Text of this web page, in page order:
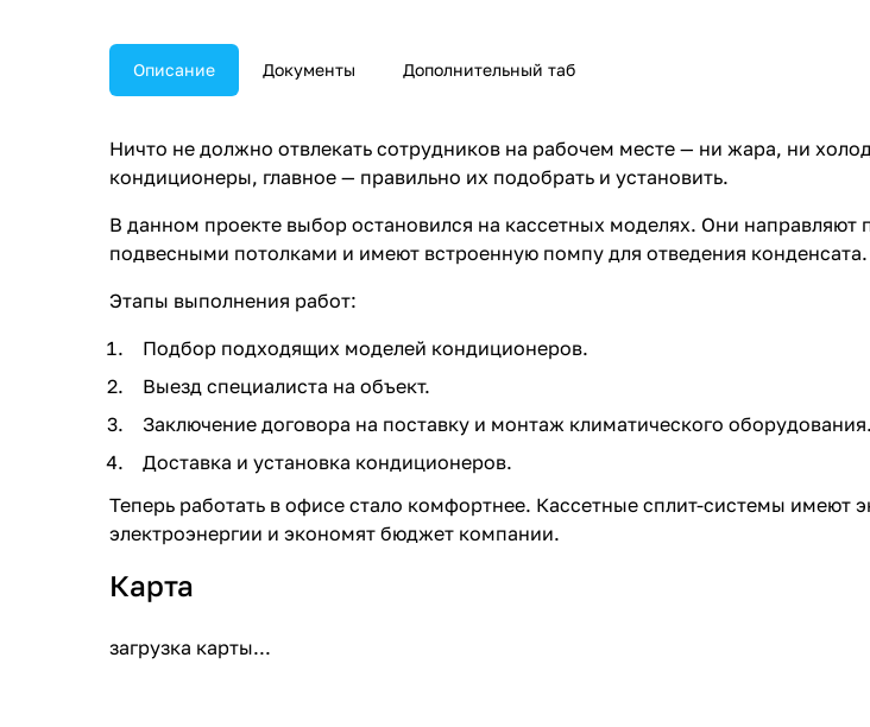
Описание Документы Дополнительный таб
Ничто не должно отвлекать сотрудников на рабочем месте — ни жара, ни
кондиционеры, главное — правильно их подобрать и установить.
В данном проекте выбор остановился на кассетных моделях. Они направляют
подвесными потолками и имеют встроенную помпу для отведения конденсата.
Этапы выполнения работ:
Подбор подходящих моделей кондиционеров.
Выезд специалиста на объект.
Заключение договора на поставку и монтаж климатического оборудования.
Доставка и установка кондиционеров.
Теперь работать в офисе стало комфортнее. Кассетные сплит-системы имеют
электроэнергии и экономят бюджет компании.
Карта
загрузка карты...